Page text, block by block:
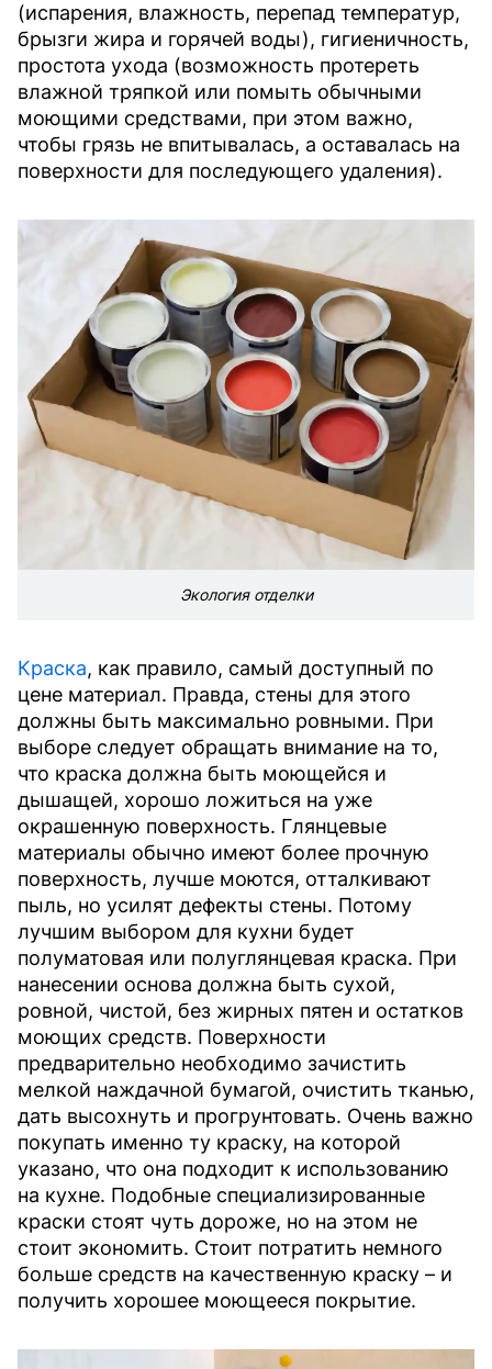
(испарения, влажность, перепад температур,
брызги жира и горячей воды), гигиеничность,
простота ухода (возможность протереть
влажной тряпкой или помыть обычными
моющими средствами, при этом важно,
чтобы грязь не впитывалась, а оставалась на
поверхности для последующего удаления).
Экология отделки
Краска, как правило, самый доступный по
цене материал. Правда, стены для этого
должны быть максимально ровными. При
выборе следует обращать внимание на то,
что краска должна быть моющейся и
дышащей, хорошо ложиться на уже
окрашенную поверхность. Глянцевые
материалы обычно имеют более прочную
поверхность, лучше моются, отталкивают
пыль, но усилят дефекты стены. Потому
лучшим выбором для кухни будет
полуматовая или полуглянцевая краска. При
нанесении основа должна быть сухой,
ровной, чистой, без жирных пятен и остатков
моющих средств. Поверхности
предварительно необходимо зачистить
мелкой наждачной бумагой, очистить тканью,
дать высохнуть и прогрунтовать. Очень важно
покупать именно ту краску, на которой
указано, что она подходит к использованию
на кухне. Подобные специализированные
краски стоят чуть дороже, но на этом не
стоит экономить. Стоит потратить немного
больше средств на качественную краску – и
получить хорошее моющееся покрытие.